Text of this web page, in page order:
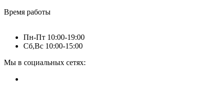
Время работы
Пн-Пт 10:00-19:00
Сб,Вс 10:00-15:00
Мы в социальных сетях: